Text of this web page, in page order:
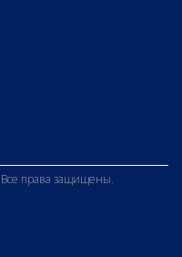
права защищены.